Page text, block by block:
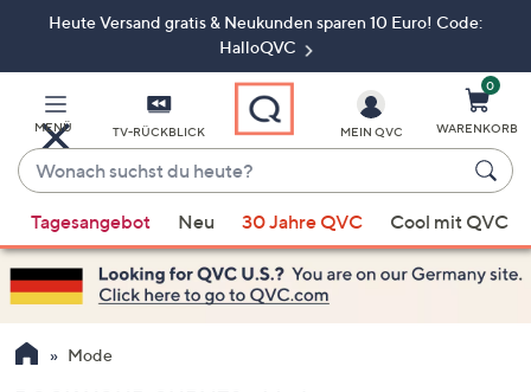
ZumHeute Versand gratis & Neukunden sparen 10 Euro! Code:
HalloQVC
MENÜ TV-RÜCKBLICK
Wonach
suchst
du
heute?
Vorschläge
verfügbar
sind,
verwenden
Sie
MEIN QVC
0
WARENKORB
Tagesangebot Neu 30 Jahre QVC Cool mit QVC
Mode